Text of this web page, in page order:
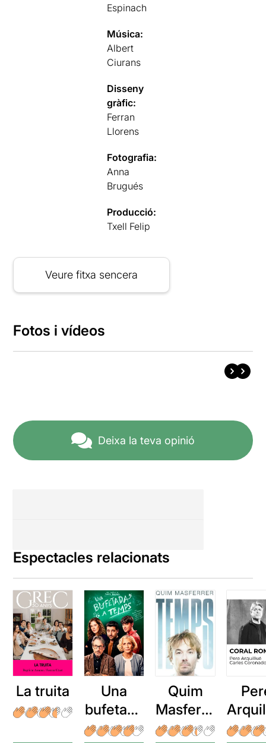
Espinach
Música:
Albert
Ciurans
Disseny
gràfic:
Ferran
Llorens
Fotografia:
Anna
Brugués
Producció:
Txell Felip
Veure fitxa sencera
Fotos i vídeos
Deixa la teva opinió
Espectacles relacionats
La truita
Una
bufetada
a temps
Quim
Masferre
r: Temps
: